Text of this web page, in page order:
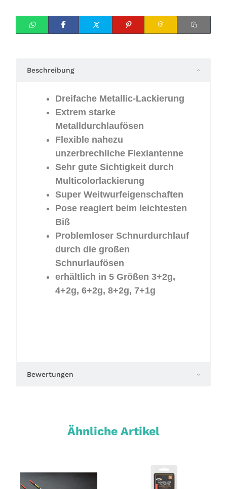
Beschreibung
Dreifache Metallic-Lackierung
Extrem starke
Metalldurchlaufösen
Flexible nahezu
unzerbrechliche Flexiantenne
Sehr gute Sichtigkeit durch
Multicolorlackierung
Super Weitwurfeigenschaften
Pose reagiert beim leichtesten
Biß
Problemloser Schnurdurchlauf
durch die großen
Schnurlaufösen
erhältlich in 5 Größen 3+2g,
4+2g, 6+2g, 8+2g, 7+1g
Bewertungen
Ähnliche Artikel